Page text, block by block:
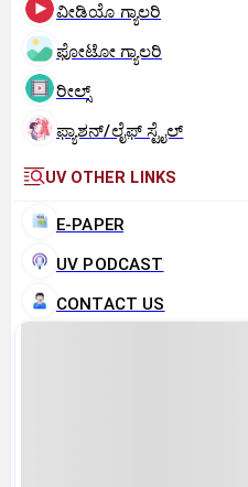
ವೀಡಿಯೊ ಗ್ಯಾಲರಿ
ಫೋಟೋ ಗ್ಯಾಲರಿ
ರೀಲ್ಸ್
ಫ್ಯಾಶನ್/ಲೈಫ್‌ ಸ್ಟೈಲ್
UV OTHER LINKS
E-PAPER
UV PODCAST
CONTACT US